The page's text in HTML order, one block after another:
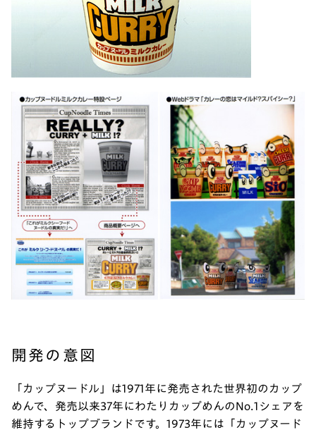
開発の意図
「カップヌードル」は1971年に発売された世界初のカップ
めんで、発売以来37年にわたりカップめんのNo.1シェアを
維持するトップブランドです。1973年には「カップヌード